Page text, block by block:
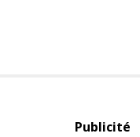
Publicité